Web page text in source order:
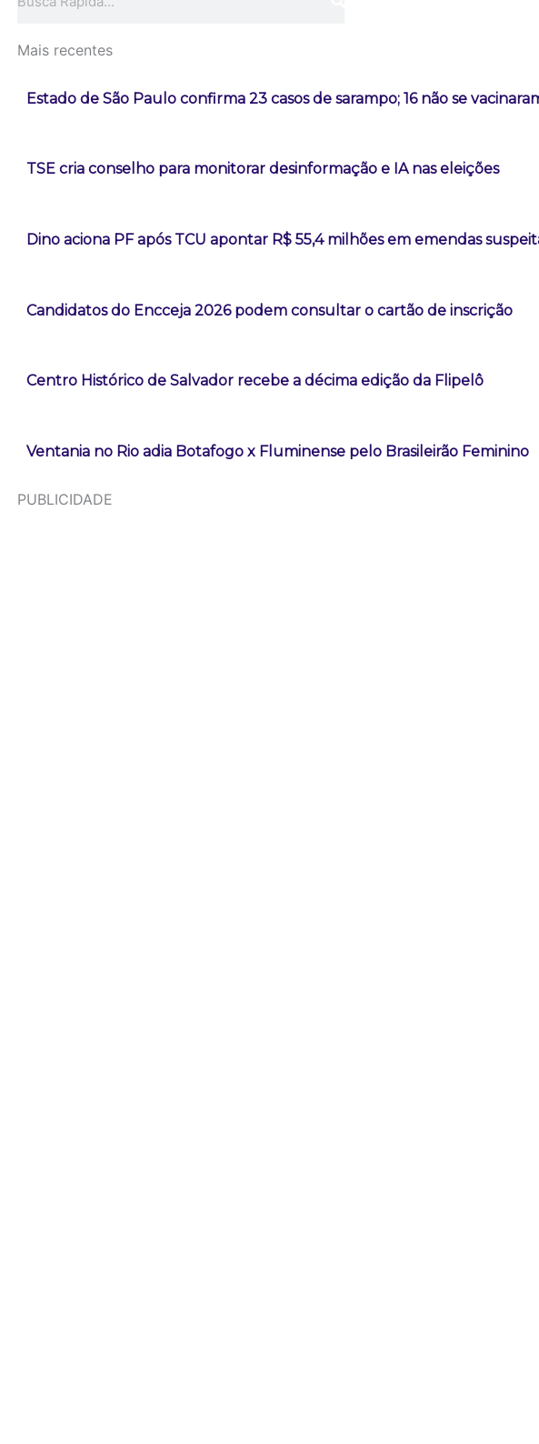
Mais recentes
Estado de São Paulo confirma 23 casos de sarampo; 16 não se
TSE cria conselho para monitorar desinformação e IA nas eleições
Dino aciona PF após TCU apontar R$ 55,4 milhões em emendas
Candidatos do Encceja 2026 podem consultar o cartão de inscrição
Centro Histórico de Salvador recebe a décima edição da Flipelô
Ventania no Rio adia Botafogo x Fluminense pelo Brasileirão Feminino
PUBLICIDADE